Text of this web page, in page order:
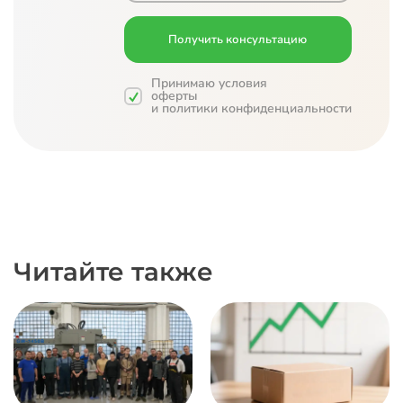
Принимаю условия
оферты
и политики конфиденциальности
Читайте также